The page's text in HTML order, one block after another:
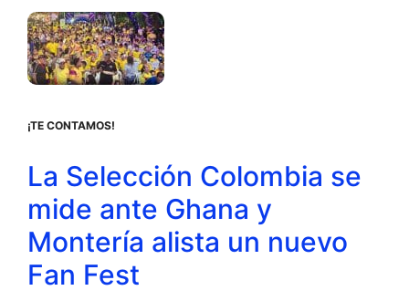
¡TE CONTAMOS!
La Selección Colombia se
mide ante Ghana y
Montería alista un nuevo
Fan Fest